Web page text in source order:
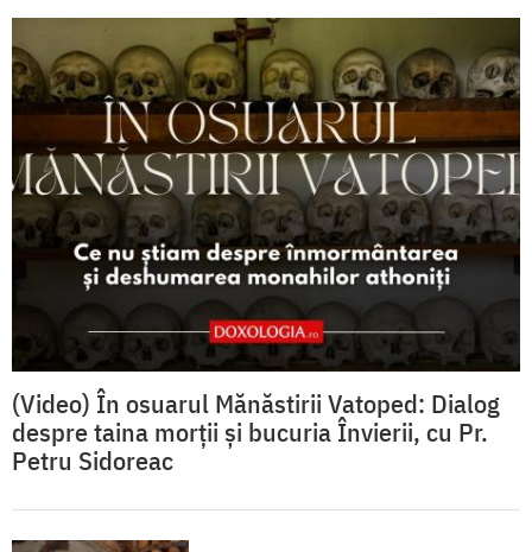
(Video) În osuarul Mănăstirii Vatoped: Dialog
despre taina morții și bucuria Învierii, cu Pr.
Petru Sidoreac